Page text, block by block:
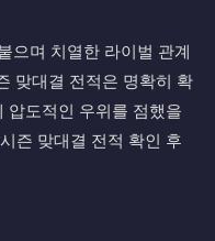
으며 치열한 라이벌 관계
맞대결 전적은 명확히 확
압도적인 우위를 점했을
즌 맞대결 전적 확인 후